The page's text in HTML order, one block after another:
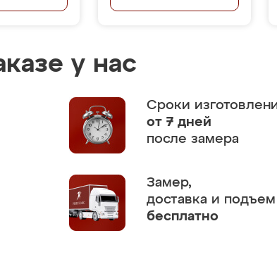
у нас
Сроки
от 7 дней
после замера
Замер,
доставка и подъем
бесплатно